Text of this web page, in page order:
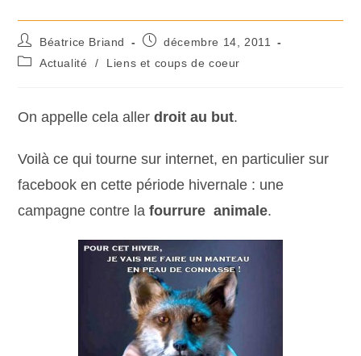
Béatrice Briand
décembre 14, 2011
Actualité
/ Liens et coups de coeur
On appelle cela allerdroit au but.
Voilà ce qui tourne sur internet, en particulier sur
facebook en cette période hivernale : une
campagne contre la fourrure animale.